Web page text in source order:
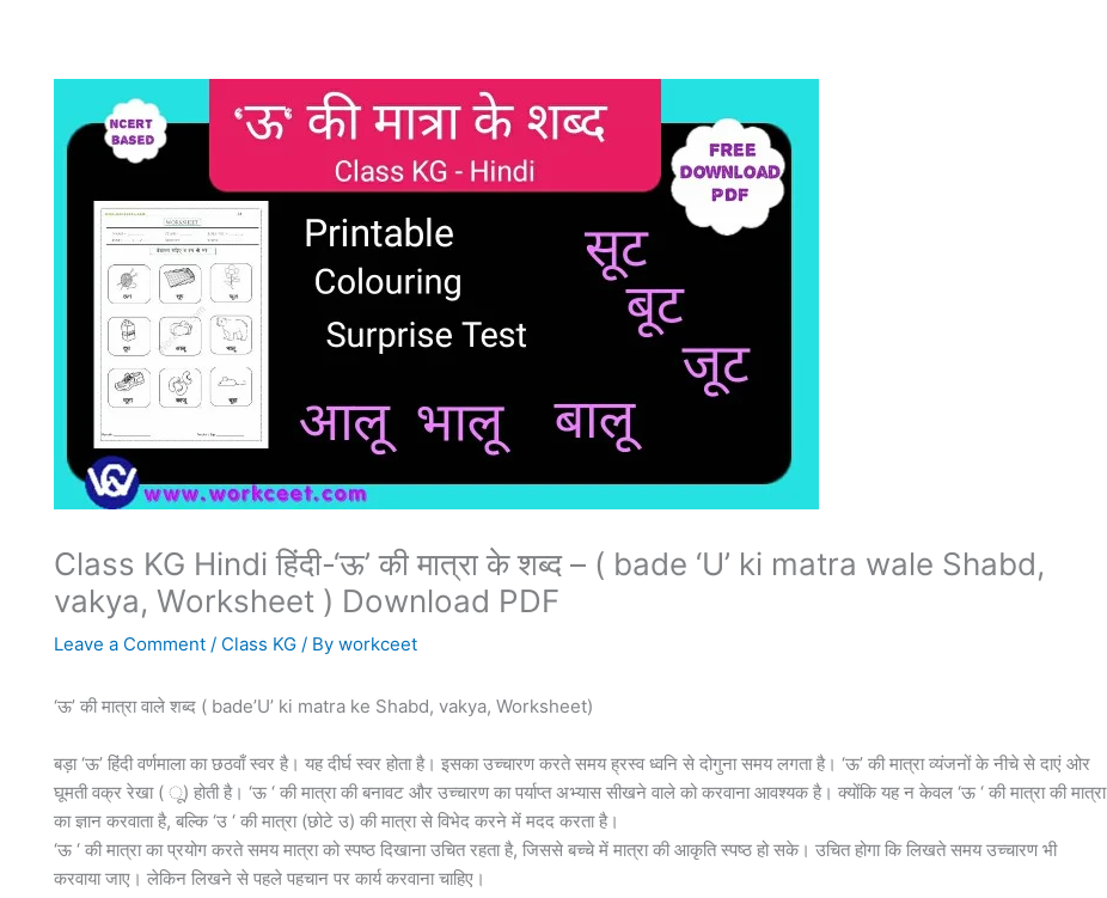
Class KG Hindi हिंदी-‘ऊ’ की मात्रा के शब्द – ( bade ‘U’ ki matra wale Shabd,
vakya, Worksheet ) Download PDF
Leave a Comment / Class KG/ By workceet
‘ऊ’ की मात्रा वाले शब्द ( bade’U’ ki matra ke Shabd, vakya, Worksheet)
बड़ा ‘ऊ’ हिंदी वर्णमाला का छठवाँ स्वर है। यह दीर्घ स्वर होता है। इसका उच्चारण करते समय ह्रस्व ध्वनि से दोगुना समय लगता है। ‘ऊ’ की मात्रा व्यंजनों के नीचे से दाएं ओर
घूमती वक्र रेखा ( ू) होती है। ‘ऊ ‘ की मात्रा की बनावट और उच्चारण का पर्याप्त अभ्यास सीखने वाले को करवाना आवश्यक है। क्योंकि यह न केवल ‘ऊ ‘ की मात्रा की मात्रा
का ज्ञान करवाता है, बल्कि ‘उ ‘ की मात्रा (छोटे उ) की मात्रा से विभेद करने में मदद करता है।
‘ऊ ‘ की मात्रा का प्रयोग करते समय मात्रा को स्पष्ठ दिखाना उचित रहता है, जिससे बच्चे में मात्रा की आकृति स्पष्ठ हो सके। उचित होगा कि लिखते समय उच्चारण भी
करवाया जाए। लेकिन लिखने से पहले पहचान पर कार्य करवाना चाहिए।